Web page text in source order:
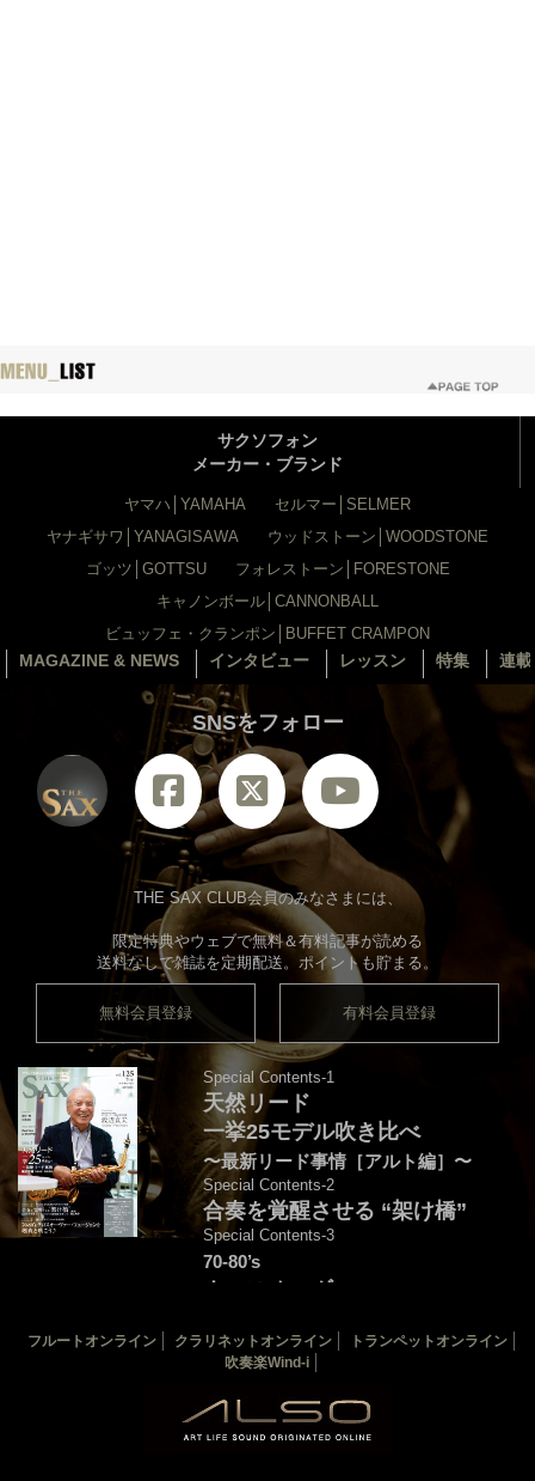
サクソフォン
メーカー・ブランド
ヤマハ│YAMAHA
セルマー│SELMER
ヤナギサワ│YANAGISAWA
ウッドストーン│WOODSTONE
ゴッツ│GOTTSU
フォレストーン│FORESTONE
キャノンボール│CANNONBALL
ビュッフェ・クランポン│BUFFET CRAMPON
MAGAZINE & NEWS インタビュー レッスン 特集 連
SNSをフォロー
THE SAX CLUB会員のみなさまには、
限定特典やウェブで無料＆有料記事が読める
送料なしで雑誌を定期配送。ポイントも貯まる。
無料会員登録 有料会員登録
Special Contents-1
天然リード
一挙25モデル吹き比べ
〜最新リード事情［アルト編］〜
Special Contents-2
合奏を覚醒させる “架け橋”
Special Contents-3
70-80’s
クロスオーヴァー・
音源連動：演奏＆解説by後藤天太
カバー：渡辺貞夫
THE SAX バックナンバー
フルートオンライン クラリネットオンライン
トランペットオンライン
吹奏楽Wind-i